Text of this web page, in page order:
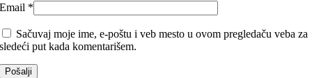
Email *
Sačuvaj moje ime, e-poštu i veb mesto u ovom pregledaču veba za
sledeći put kada komentarišem.